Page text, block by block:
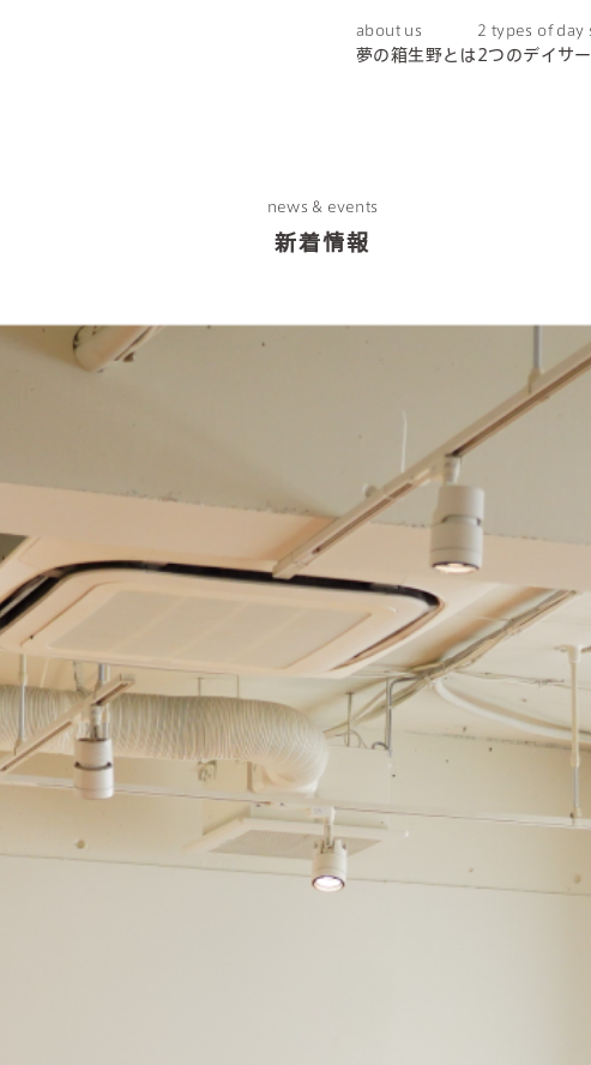
about us
夢の箱生野とは
2 types of day
2つのデイサ
news & events
新着情報